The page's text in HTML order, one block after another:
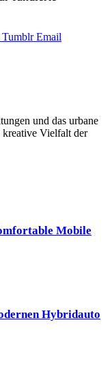
Tumblr Email
und das urbane
Vielfalt der
Mobile
Hybridauto